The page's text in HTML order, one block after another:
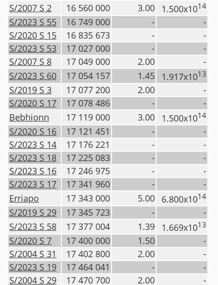
S/2007 S 2
16 560 000 3.00 1.500x1014
S/2023 S 55 16 749 000 -
-
S/2020 S 15
16 835 673 -
-
S/2023 S 53
17 027 000 -
-
S/2007 S 8
17 049 000 2.00
-
S/2023 S 60
17 054 157 1.45 1.917x1013
S/2019 S 3 17 077 200 2.00
-
S/2020 S 17
17 078 486 -
-
Bebhionn
17 119 000 3.00 1.500x1014
S/2020 S 16 17 121 451 -
-
S/2023 S 14
17 176 221 -
-
S/2023 S 18
17 225 083 -
-
S/2023 S 16
17 246 975 -
-
S/2023 S 17
17 341 960 -
-
Erriapo
17 343 000 5.00 6.800x1014
S/2019 S 29 17 345 723 -
-
S/2023 S 58
17 377 004 1.39 1.669x1013
S/2020 S 7 17 400 000 1.50
-
S/2004 S 31
17 402 800 2.00
-
S/2023 S 19
17 464 041 -
-
S/2004 S 29
17 470 700 2.00 -